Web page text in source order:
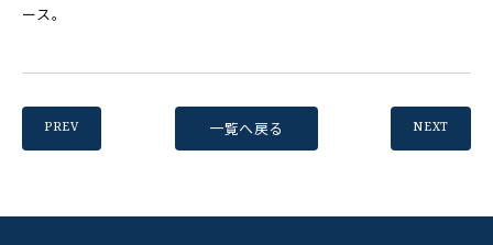
ース。
一覧へ戻る
PREV NEXT